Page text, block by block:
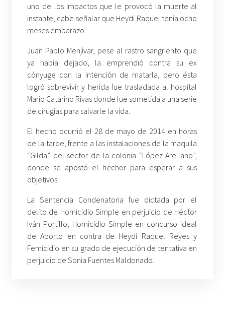
uno de los impactos que le provocó la muerte al
instante, cabe señalar que Heydi Raquel tenía ocho
meses embarazo.
Juan Pablo Menjìvar, pese al rastro sangriento que
ya había dejado, la emprendió contra su ex
cónyuge con la intención de matarla, pero ésta
logró sobrevivir y herida fue trasladada al hospital
Mario Catarino Rivas donde fue sometida a una serie
de cirugías para salvarle la vida.
El hecho ocurrió el 28 de mayo de 2014 en horas
de la tarde, frente a las instalaciones de la maquila
“Gilda” del sector de la colonia “López Arellano”,
donde se apostó el hechor para esperar a sus
objetivos.
La Sentencia Condenatoria fue dictada por el
delito de Homicidio Simple en perjuicio de Héctor
Iván Portillo, Homicidio Simple en concurso ideal
de Aborto en contra de Heydi Raquel Reyes y
Femicidio en su grado de ejecución de tentativa en
perjuicio de Sonia Fuentes Maldonado.